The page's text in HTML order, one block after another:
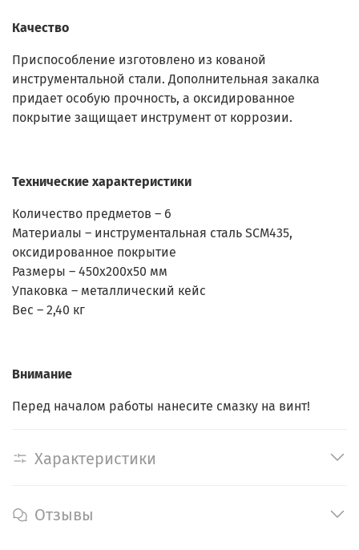
Качество
Приспособление изготовлено из кованой
инструментальной стали. Дополнительная закалка
придает особую прочность, а оксидированное
покрытие защищает инструмент от коррозии.
Технические характеристики
Количество предметов – 6
Материалы – инструментальная сталь SCM435,
оксидированное покрытие
Размеры – 450x200x50 мм
Упаковка – металлический кейс
Вес – 2,40 кг
Внимание
Перед началом работы нанесите смазку на винт!
Характеристики
Отзывы